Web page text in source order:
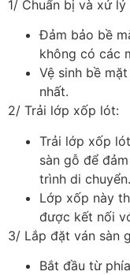
1/ Chuẩn bị và xử lý
Đảm bảo bề
không có các
Vệ sinh bề
nhất.
2/ Trải lớp xốp lót:
Trải lớp xốp
sàn gỗ để
trình di chuyển.
Lớp xốp này
được kết nối
3/ Lắp đặt ván sàn
Bắt đầu từ